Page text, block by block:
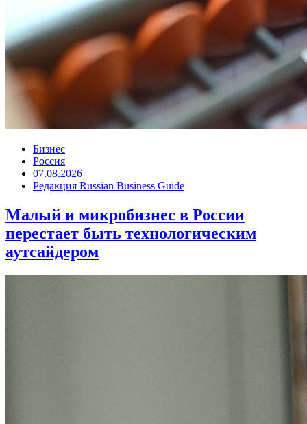
Бизнес
Россия
07.08.2026
Редакция Russian Business Guide
Малый и микробизнес в России
перестает быть технологическим
аутсайдером